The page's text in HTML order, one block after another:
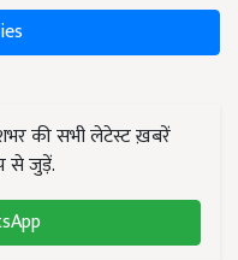
की सभी लेटेस्ट ख़बरें
से जुड़ें.